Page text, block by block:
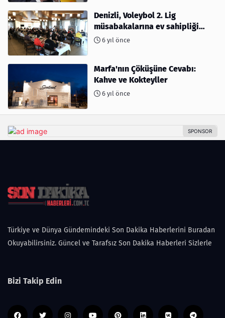
Denizli, Voleybol 2. Lig
müsabakalarına ev sahipliği
yapıyor
6 yıl önce
Marfa'nın Çöküşüne Cevabı:
Kahve ve Kokteyller
6 yıl önce
Türkiye ve Dünya Gündemindeki Son Dakika Haberlerini Buradan
Okuyabilirsiniz. Güncel ve Tarafsız Son Dakika Haberleri Sizlerle
Bizi Takip Edin